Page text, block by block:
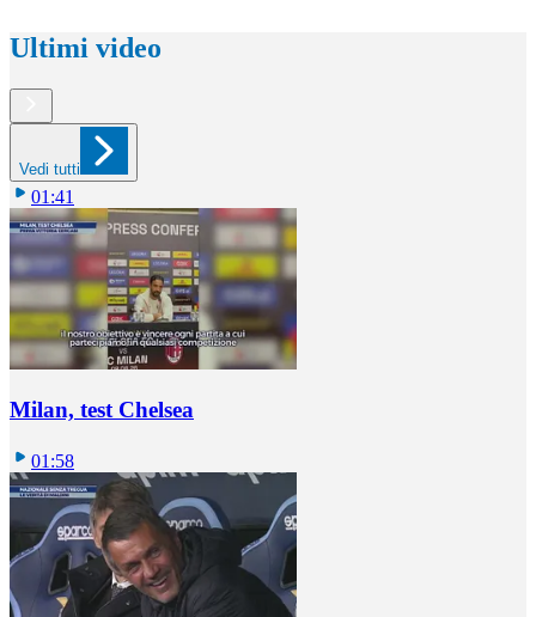
Ultimi video
Vedi tutti
01:41
Milan, test Chelsea
01:58